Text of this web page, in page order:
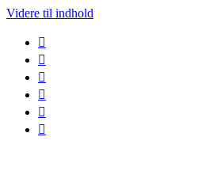
Videre til indhold